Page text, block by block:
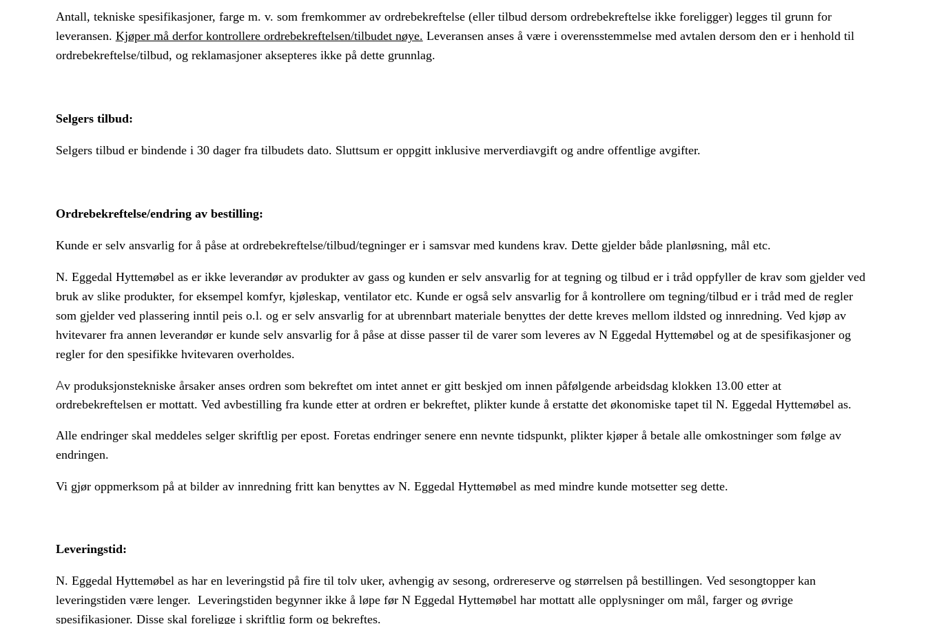
Antall, tekniske spesifikasjoner, farge m. v. som fremkommer av ordrebekreftelse (eller tilbud dersom ordrebekreftelse ikke foreligger) legges til grunn for
leveransen. Kjøper må derfor kontrollere ordrebekreftelsen/tilbudet nøye. Leveransen anses å være i overensstemmelse med avtalen dersom den er i henhold til
ordrebekreftelse/tilbud, og reklamasjoner aksepteres ikke på dette grunnlag.
Selgers tilbud:
Selgers tilbud er bindende i 30 dager fra tilbudets dato. Sluttsum er oppgitt inklusive merverdiavgift og andre offentlige avgifter.
Ordrebekreftelse/endring av bestilling:
Kunde er selv ansvarlig for å påse at ordrebekreftelse/tilbud/tegninger er i samsvar med kundens krav. Dette gjelder både planløsning, mål etc.
N. Eggedal Hyttemøbel as er ikke leverandør av produkter av gass og kunden er selv ansvarlig for at tegning og tilbud er i tråd oppfyller de krav som gjelder ved
bruk av slike produkter, for eksempel komfyr, kjøleskap, ventilator etc. Kunde er også selv ansvarlig for å kontrollere om tegning/tilbud er i tråd med de regler
som gjelder ved plassering inntil peis o.l. og er selv ansvarlig for at ubrennbart materiale benyttes der dette kreves mellom ildsted og innredning. Ved kjøp av
hvitevarer fra annen leverandør er kunde selv ansvarlig for å påse at disse passer til de varer som leveres av N Eggedal Hyttemøbel og at de spesifikasjoner og
regler for den spesifikke hvitevaren overholdes.
Av produksjonstekniske årsaker anses ordren som bekreftet om intet annet er gitt beskjed om innen påfølgende arbeidsdag klokken 13.00 etter at
ordrebekreftelsen er mottatt. Ved avbestilling fra kunde etter at ordren er bekreftet, plikter kunde å erstatte det økonomiske tapet til N. Eggedal Hyttemøbel as.
Alle endringer skal meddeles selger skriftlig per epost. Foretas endringer senere enn nevnte tidspunkt, plikter kjøper å betale alle omkostninger som følge av
endringen.
Vigjør oppmerksom på at bilder av innredning fritt kan benyttes av N. Eggedal Hyttemøbel as med mindre kunde motsetter seg dette.
Leveringstid:
N. Eggedal Hyttemøbel as har en leveringstid på fire til tolv uker, avhengig av sesong, ordrereserve og størrelsen på bestillingen. Ved sesongtopper kan
leveringstiden være lenger. Leveringstiden begynner ikke å løpe før N Eggedal Hyttemøbel har mottatt alle opplysninger om mål, farger og øvrige
spesifikasjoner. Disse skal foreligge i skriftlig form og bekreftes.